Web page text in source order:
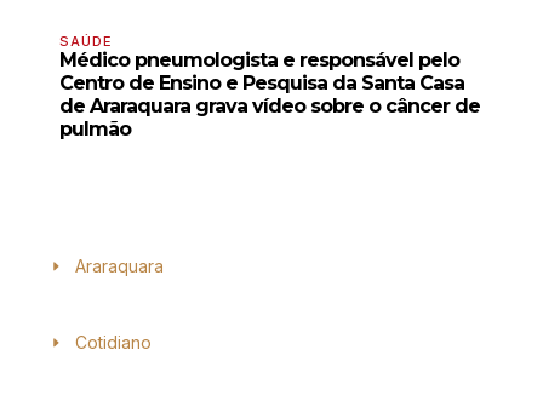
SAÚDE
Médico pneumologista e responsável pelo
Centro de Ensino e Pesquisa da Santa Casa
de Araraquara grava vídeo sobre o câncer de
pulmão
Araraquara
Cotidiano